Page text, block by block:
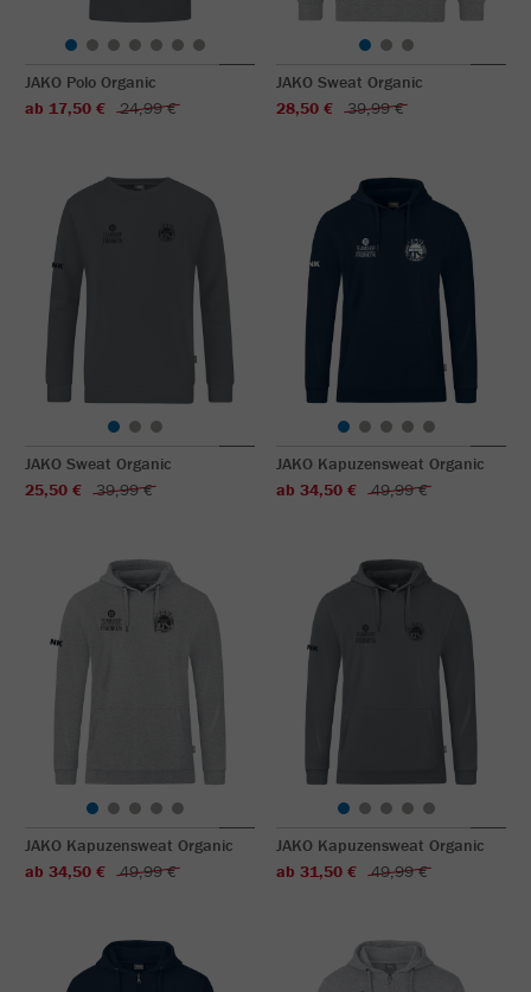
JAKO Polo Organic
ab 17,50 €
24,99 €
JAKO Sweat Organic
28,50 €
39,99 €
JAKO Sweat Organic
25,50 €
39,99 €
JAKO Kapuzensweat Organic
ab 34,50 €
49,99 €
JAKO Kapuzensweat Organic
ab 34,50 €
49,99 €
JAKO Kapuzensweat Organic
ab 31,50 €
49,99 €